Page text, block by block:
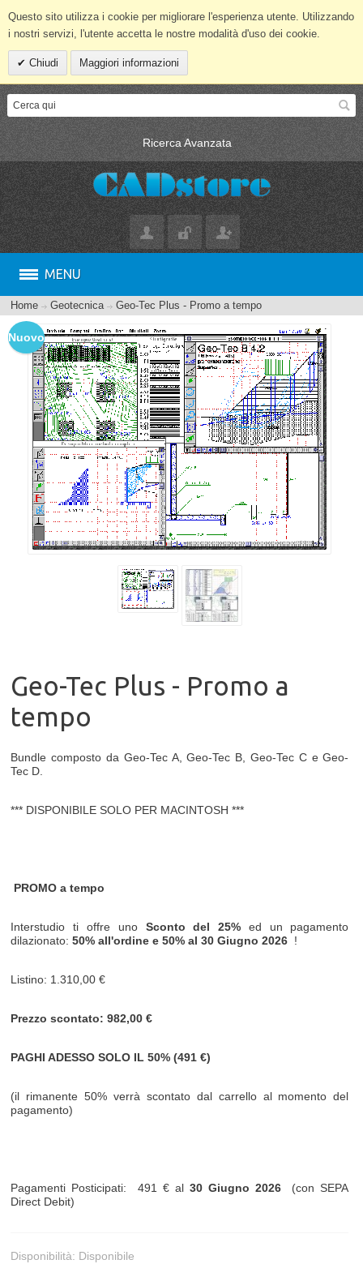
Questo sito utilizza i cookie per migliorare l'esperienza utente. Utilizzando
i nostri servizi, l'utente accetta le nostre modalità d'uso dei cookie.
Chiudi Maggiori informazioni
Ricerca Avanzata
MENU
Home Geotecnica Geo-Tec Plus - Promo a tempo
Nuovo
Geo-Tec Plus - Promo a
tempo
Bundle composto da Geo-Tec A, Geo-Tec B, Geo-Tec C e Geo-
Tec D.
*** DISPONIBILE SOLO PER MACINTOSH ***
PROMO a tempo
Interstudio ti offre uno Sconto del 25% ed un pagamento
dilazionato:50% all'ordine e 50% al30 Giugno 2026 !
Listino: 1.310,00 €
Prezzo scontato: 982,00 €
PAGHI ADESSO SOLO IL 50% (491 €)
(il rimanente 50% verrà scontato dal carrello al momento del
pagamento)
Pagamenti Posticipati: 491 € al 30 Giugno 2026(con SEPA
Direct Debit)
Disponibilità: Disponibile